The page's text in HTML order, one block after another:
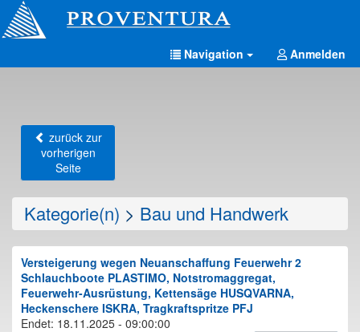
Navigation Anmelden
zurück zur
vorherigen
Seite
Kategorie(n) > Bau und Handwerk
Versteigerung wegen Neuanschaffung Feuerwehr 2
Schlauchboote PLASTIMO, Notstromaggregat,
Feuerwehr-Ausrüstung, Kettensäge HUSQVARNA,
Heckenschere ISKRA, Tragkraftspritze PFJ
Endet: 18.11.2025 - 09:00:00